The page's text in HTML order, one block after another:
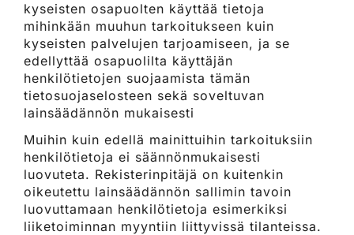
kyseisten osapuolten käyttää tietoja
mihinkään muuhun tarkoitukseen kuin
kyseisten palvelujen tarjoamiseen, ja se
edellyttää osapuolilta käyttäjän
henkilötietojen suojaamista tämän
tietosuojaselosteen sekä soveltuvan
lainsäädännön mukaisesti
Muihin kuin edellä mainittuihin tarkoituksiin
henkilötietoja ei säännönmukaisesti
luovuteta. Rekisterinpitäjä on kuitenkin
oikeutettu lainsäädännön sallimin tavoin
luovuttamaan henkilötietoja esimerkiksi
liiketoiminnan myyntiin liittyvissä tilanteissa.